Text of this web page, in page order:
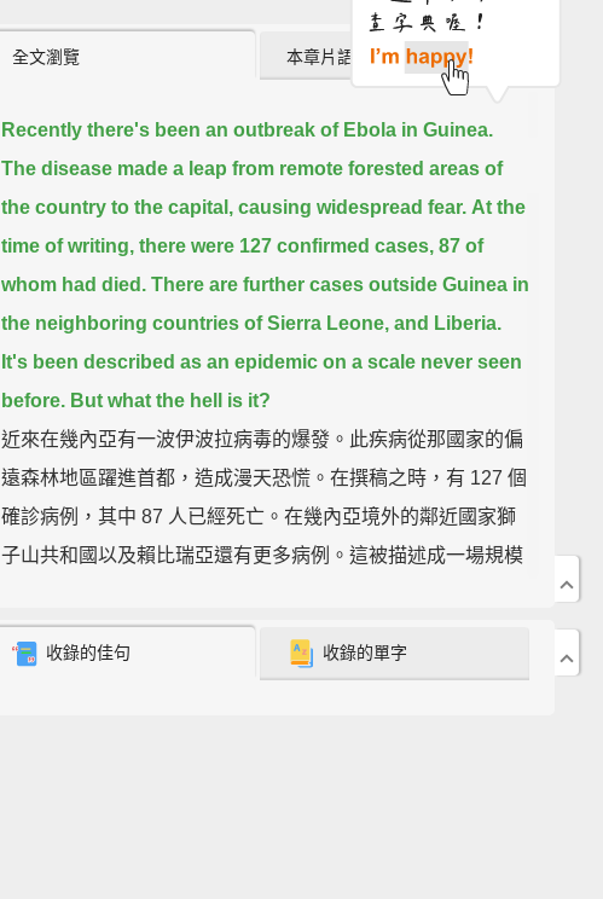
全文瀏覽 本章片語 (2)
Recently there's been an outbreak of Ebola in Guinea.
The disease made a leap from remote forested areas of
the country to the capital, causing widespread fear. At the
time of writing, there were 127 confirmed cases, 87 of
whom had died. There are further cases outside Guinea in
the neighboring countries of Sierra Leone, and Liberia.
It's been described as an epidemic on a scale never seen
before. But what the hell is it?
近來在幾內亞有一波伊波拉病毒的爆發。此疾病從那國家的偏
遠森林地區躍進首都，造成漫天恐慌。在撰稿之時，有 127 個
確診病例，其中 87 人已經死亡。在幾內亞境外的鄰近國家獅
子山共和國以及賴比瑞亞還有更多病例。這被描述成一場規模
The Ebola virus causes Ebola virus disease, or EVD. It's
收錄的佳句 收錄的單字